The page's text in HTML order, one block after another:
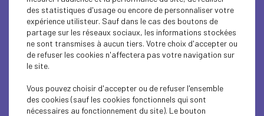
Covid-19 : Taux de TVA applicable aux produits
adaptés à la lutte contre la propagation du
virus
des statistiques d'usage ou encore de personnaliser votre
expérience utilisteur. Sauf dans le cas des boutons de
partage sur les réseaux sociaux, les informations stockées
ne sont transmises à aucun tiers. Votre choix d'accepter ou
de refuser les cookies n'affectera pas votre navigation sur
le site.
Vous pouvez choisir d'accepter ou de refuser l'ensemble
des cookies (sauf les cookies fonctionnels qui sont
nécessaires au fonctionnement du site). Le bouton